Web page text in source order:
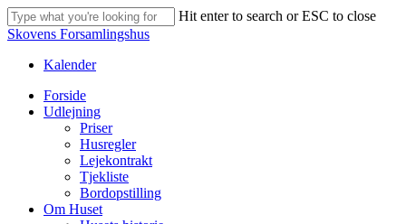
Skip
to
content
Hit enter to search or ESC to close
Close
Skovens Forsamlingshus
Kalender
Menu
Forside
Udlejning
Priser
Husregler
Lejekontrakt
Tjekliste
Bordopstilling
Om Huset